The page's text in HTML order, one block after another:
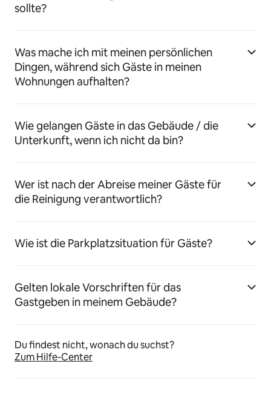
sollte?
Was mache ich mit meinen persönlichen
Dingen, während sich Gäste in meinen
Wohnungen aufhalten?
Wie gelangen Gäste in das Gebäude / die
Unterkunft, wenn ich nicht da bin?
Wer ist nach der Abreise meiner Gäste für
die Reinigung verantwortlich?
Wie ist die Parkplatzsituation für Gäste?
Gelten lokale Vorschriften für das
Gastgeben in meinem Gebäude?
Du findest nicht, wonach du suchst?
Zum Hilfe-Center